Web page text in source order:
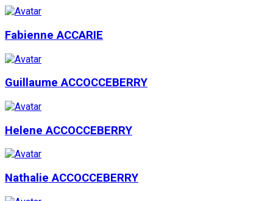
Fabienne ACCARIE
Guillaume ACCOCCEBERRY
Helene ACCOCCEBERRY
Nathalie ACCOCCEBERRY